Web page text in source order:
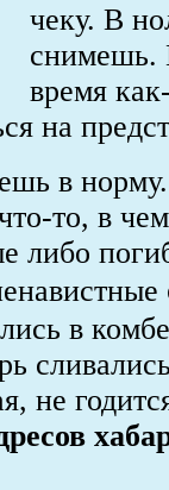
чеку. В
снимешь.
время
на
в
то, в
либо
в
не